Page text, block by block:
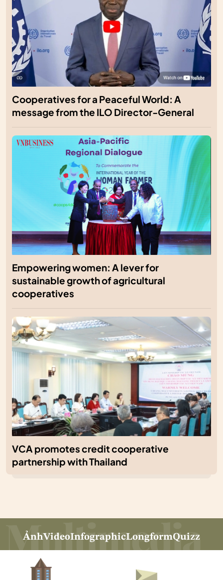
Cooperatives for a Peaceful World: A
message from the ILO Director-General
Empowering women: A lever for
sustainable growth of agricultural
cooperatives
VCA promotes credit cooperative
partnership with Thailand
ẢnhVideoInfographicLongformQuizz